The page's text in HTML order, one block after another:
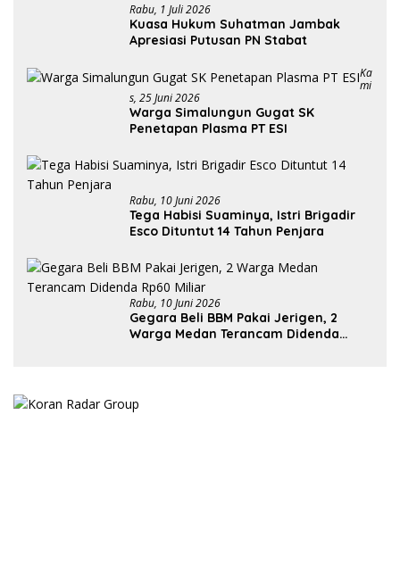
Rabu, 1 Juli 2026
Kuasa Hukum Suhatman Jambak
Apresiasi Putusan PN Stabat
Ka
Mi
S, 25 Juni 2026
Warga Simalungun Gugat SK
Penetapan Plasma PT ESI
Rabu, 10 Juni 2026
Tega Habisi Suaminya, Istri Brigadir
Esco Dituntut 14 Tahun Penjara
Rabu, 10 Juni 2026
Gegara Beli BBM Pakai Jerigen, 2
Warga Medan Terancam Didenda